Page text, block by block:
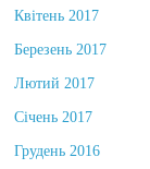
Квітень 2017
Березень 2017
Лютий 2017
Січень 2017
Грудень 2016